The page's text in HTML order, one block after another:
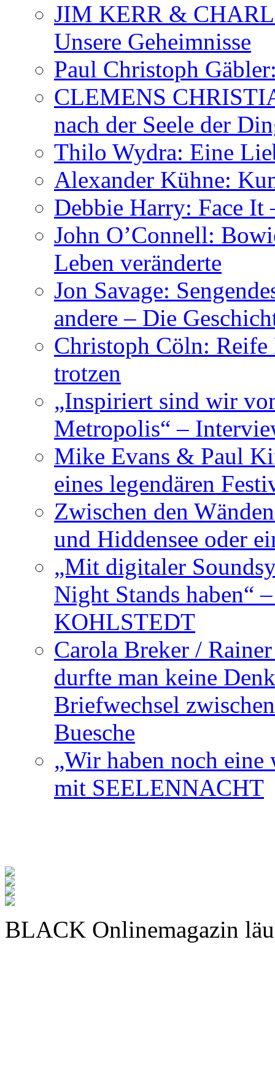
JIM KERR &
Unsere Geheimnisse
Paul Christoph
CLEMENS
nach der Seele der
Thilo Wydra: Eine
Alexander Kühne:
Debbie Harry: Face
John O’Connell:
Leben veränderte
Jon Savage:
andere – Die
Christoph Cöln:
trotzen
„Inspiriert sind wir
Metropolis“ –
Mike Evans & Paul
eines legendären
Zwischen den
und Hiddensee oder
„Mit digitaler
Night Stands haben“
KOHLSTEDT
Carola Breker /
durfte man keine
Briefwechsel
Buesche
„Wir haben noch
mit SEELENNACHT
BLACK Onlinemagazin